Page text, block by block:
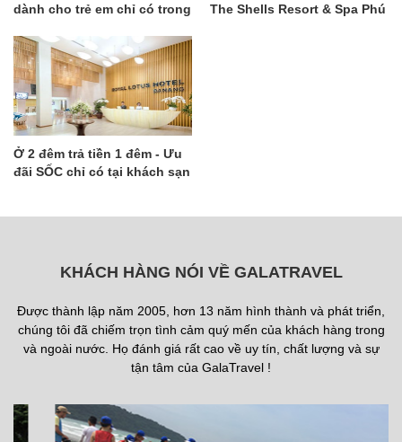
dành cho trẻ em chỉ có trong
The Shells Resort & Spa Phú
Ở 2 đêm trả tiền 1 đêm - Ưu
đãi SỐC chỉ có tại khách sạn
KHÁCH HÀNG NÓI VỀ GALATRAVEL
Được thành lập năm 2005, hơn 13 năm hình thành và phát triển,
chúng tôi đã chiếm trọn tình cảm quý mến của khách hàng trong
và ngoài nước. Họ đánh giá rất cao về uy tín, chất lượng và sự
tận tâm của GalaTravel !